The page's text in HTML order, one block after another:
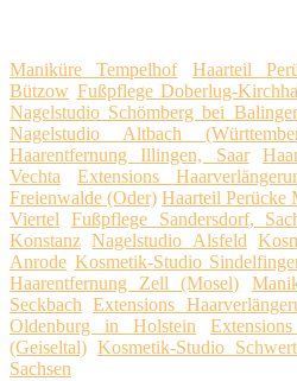
Maniküre Tempelhof Haarteil
Bützow Fußpflege Doberlug-
Nagelstudio Schömberg bei
Nagelstudio Altbach
Haarentfernung Illingen, Saar
Vechta
Extensions
Freienwalde (Oder) Haarteil Perücke
Viertel
Fußpflege Sandersdorf,
Konstanz Nagelstudio Alsfeld
Anrode Kosmetik-Studio
Haarentfernung Zell (Mosel)
Seckbach
Extensions
Oldenburg in Holstein
(Geiseltal) Kosmetik-Studio
Sachsen